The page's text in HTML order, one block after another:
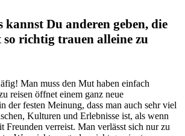
kannst Du anderen geben, die
so richtig trauen alleine zu
Man muss den Mut haben einfach
reisen öffnet einem ganz neue
der festen Meinung, dass man auch sehr viel
Kulturen und Erlebnisse ist, als wenn
Freunden verreist. Man verlässt sich nur zu